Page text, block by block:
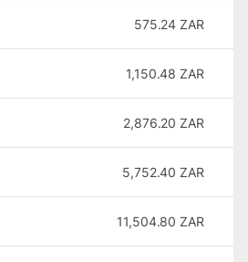
575.24 ZAR
1,150.48 ZAR
2,876.20 ZAR
5,752.40 ZAR
11,504.80 ZAR